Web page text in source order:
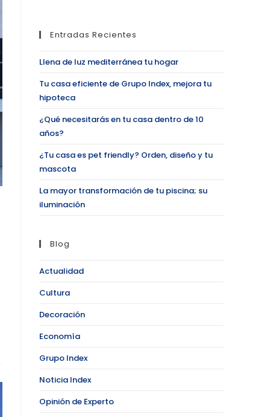
Entradas Recientes
Llena de luz mediterránea tu hogar
Tu casa eficiente de Grupo Index, mejora tu
hipoteca
¿Qué necesitarás en tu casa dentro de 10
años?
¿Tu casa es pet friendly? Orden, diseño y tu
mascota
La mayor transformación de tu piscina; su
iluminación
Blog
Actualidad
Cultura
Decoración
Economía
Grupo Index
Noticia Index
Opinión de Experto